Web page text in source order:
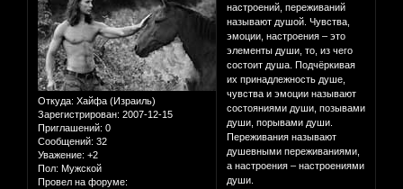
Откуда: Хайфа (Израиль)
Зарегистрирован: 2007-12-15
Приглашений: 0
Сообщений: 32
Уважение: +2
Пол: Мужской
Провел на форуме:
настроений, переживаний
называют душой. Чувства,
эмоции, настроения – это
элементы души, то, из чего
состоит душа. Подчёркивая
их принадлежность душе,
чувства и эмоции называют
состояниями души, позывами
души, порывами души.
Переживания называют
душевными переживаниями,
а настроения – настроениями
души.